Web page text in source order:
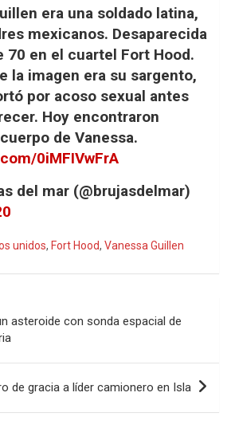
era una soldado latina,
mexicanos. Desaparecida
70 en el cuartel Fort Hood.
la imagen era su sargento,
por acoso sexual antes
Hoy encontraron
de Vanessa.
0iMFIVwFrA
del mar (@brujasdelmar)
unidos, Fort Hood, Vanessa Guillen
asteroide con sonda espacial de
de gracia a líder camionero en Isla